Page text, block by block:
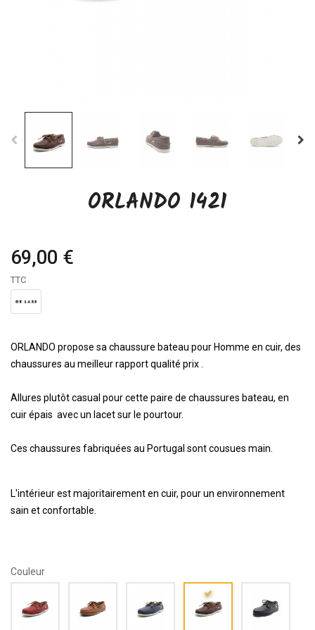
ORLANDO 1421
69,00 €
TTC
ORLANDO propose sa chaussure bateau pour Homme en cuir, des
chaussures au meilleur rapport qualité prix .
Allures plutôt casual pour cette paire de chaussures bateau, en
cuir épais avec un lacet sur le pourtour.
Ces chaussures fabriquées au Portugal sont cousues main.
L'intérieur est majoritairement en cuir, pour un environnement
sain et confortable.
Couleur